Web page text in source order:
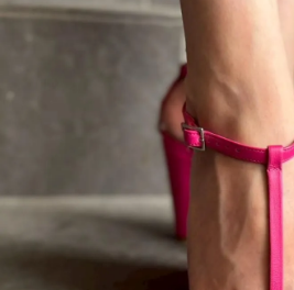
30,580円(税2,780円)
30,580円(税2,780円)
SOLD OUT